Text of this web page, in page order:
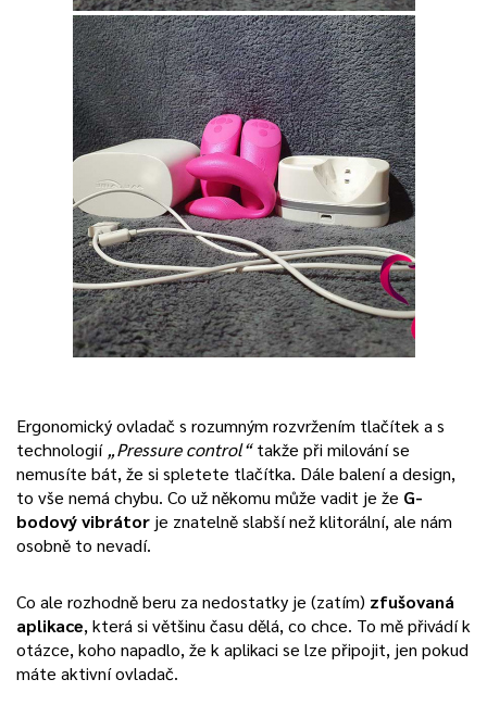
Ergonomický ovladač s rozumným rozvržením tlačítek a s
technologií „Pressure control“takže při milování se
nemusíte bát, že si spletete tlačítka. Dále balení a design,
to vše nemá chybu. Co už někomu může vadit je že G-
bodový vibrátor je znatelně slabší než klitorální, ale nám
osobně to nevadí.
Co ale rozhodně beru za nedostatky je (zatím) zfušovaná
aplikace, která si většinu času dělá, co chce. To mě přivádí k
otázce, koho napadlo, že k aplikaci se lze připojit, jen pokud
máte aktivní ovladač.